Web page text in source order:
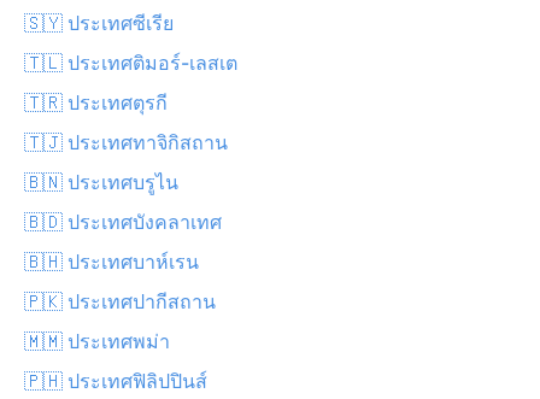
🇸🇾 ประเทศซีเรีย
🇹🇱 ประเทศติมอร์-เลสเต
🇹🇷 ประเทศตุรกี
🇹🇯 ประเทศทาจิกิสถาน
🇧🇳 ประเทศบรูไน
🇧🇩 ประเทศบังคลาเทศ
🇧🇭 ประเทศบาห์เรน
🇵🇰 ประเทศปากีสถาน
🇲🇲 ประเทศพม่า
🇵🇭 ประเทศฟิลิปปินส์